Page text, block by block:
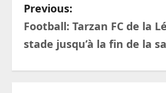
P
o
Previous:
Football: Tarzan FC de la
stade jusqu’à la fin de la